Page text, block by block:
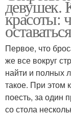
девушек.
красоты:
Первое, что
же все вокруг
найти и полных
такое. При этом
поесть, за один
со стола